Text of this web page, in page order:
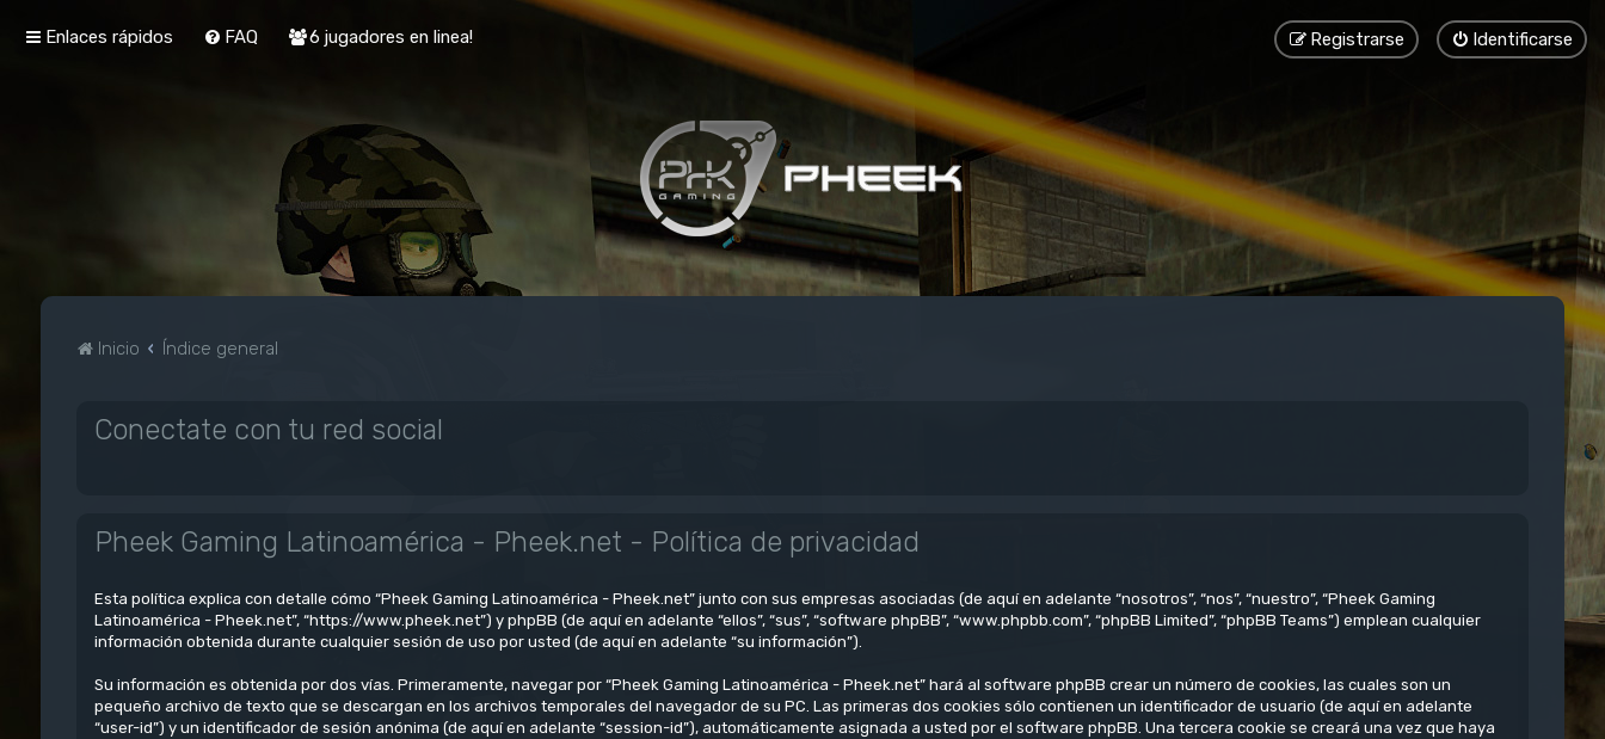
Enlaces rápidos FAQ 6 jugadores en linea! Identificarse
Registrarse
Inicio Índice general
Conectate con tu red social
Pheek Gaming Latinoamérica - Pheek.net - Política de privacidad
Esta política explica con detalle cómo “Pheek Gaming Latinoamérica - Pheek.net” junto con sus empresas asociadas (de aquí en adelante “nosotros”, “nos”, “nuestro”, “Pheek Gaming
Latinoamérica - Pheek.net”, “https://www.pheek.net”) y phpBB (de aquí en adelante “ellos”, “sus”, “software phpBB”, “www.phpbb.com”, “phpBB Limited”, “phpBB Teams”) emplean cualquier
información obtenida durante cualquier sesión de uso por usted (de aquí en adelante “su información”).
Su información es obtenida por dos vías. Primeramente, navegar por “Pheek Gaming Latinoamérica - Pheek.net” hará al software phpBB crear un número de cookies, las cuales son un
pequeño archivo de texto que se descargan en los archivos temporales del navegador de su PC. Las primeras dos cookies sólo contienen un identificador de usuario (de aquí en adelante
“user-id”) y un identificador de sesión anónima (de aquí en adelante “session-id”), automáticamente asignada a usted por el software phpBB. Una tercera cookie se creará una vez que haya